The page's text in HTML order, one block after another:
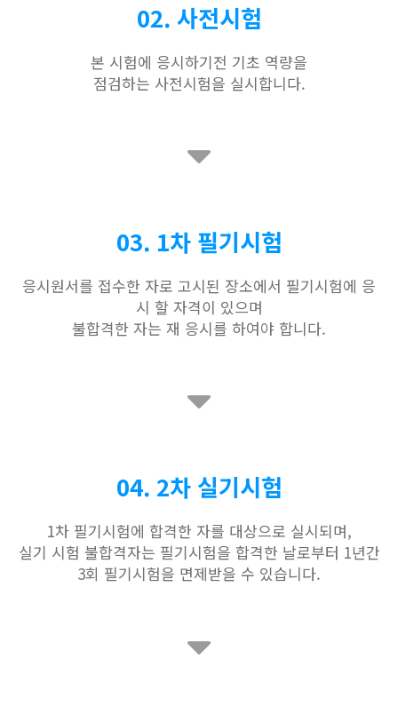
02. 사전시험
본 시험에 응시하기전 기초 역량을
점검하는 사전시험을 실시합니다.
03. 1차 필기시험
응시원서를 접수한 자로 고시된 장소에서 필기시험에 응
시 할 자격이 있으며
불합격한 자는 재 응시를 하여야 합니다.
04. 2차 실기시험
1차 필기시험에 합격한 자를 대상으로 실시되며,
실기 시험 불합격자는 필기시험을 합격한 날로부터 1년간
3회 필기시험을 면제받을 수 있습니다.